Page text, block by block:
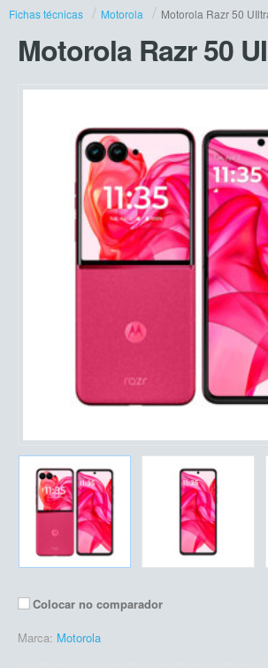
Fichas técnicas Motorola Motorola Razr 50
Motorola Razr 50
Colocar no comparador
Marca: Motorola